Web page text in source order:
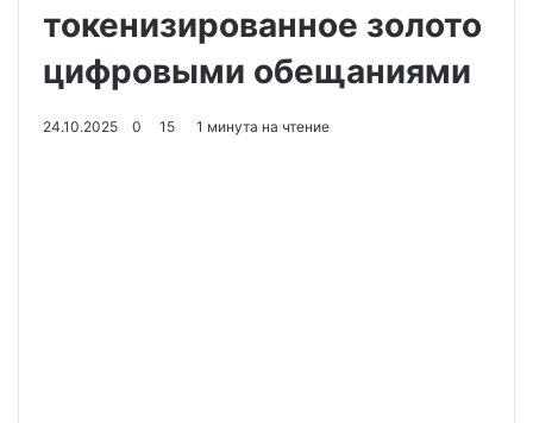
токенизированное золото
цифровыми обещаниями
24.10.2025 0 15 1 минута на чтение